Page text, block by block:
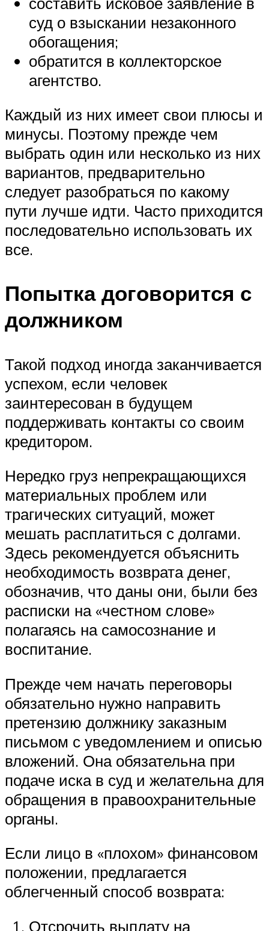
суд о взыскании незаконного
обогащения;
обратится в коллекторское
агентство.
Каждый из них имеет свои плюсы и
минусы. Поэтому прежде чем
выбрать один или несколько из них
вариантов, предварительно
следует разобраться по какому
пути лучше идти. Часто приходится
последовательно использовать их
все.
Попытка договорится с
должником
Такой подход иногда заканчивается
успехом, если человек
заинтересован в будущем
поддерживать контакты со своим
кредитором.
Нередко груз непрекращающихся
материальных проблем или
трагических ситуаций, может
мешать расплатиться с долгами.
Здесь рекомендуется объяснить
необходимость возврата денег,
обозначив, что даны они, были без
расписки на «честном слове»
полагаясь на самосознание и
воспитание.
Прежде чем начать переговоры
обязательно нужно направить
претензию должнику заказным
письмом с уведомлением и описью
вложений. Она обязательна при
подаче иска в суд и желательна для
обращения в правоохранительные
органы.
Если лицо в «плохом» финансовом
положении, предлагается
облегченный способ возврата:
Отсрочить выплату на